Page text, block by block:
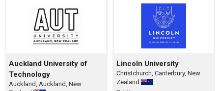
Auckland University of
Technology
Auckland, Auckland, New
Lincoln University
Christchurch, Canterbury, New
Zealand